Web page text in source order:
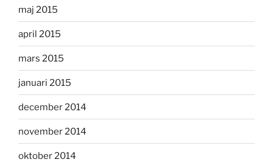
maj 2015
april 2015
mars 2015
januari 2015
december 2014
november 2014
oktober 2014